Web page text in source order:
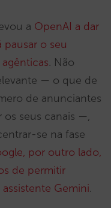
a OpenAI a dar
o seu
. Não
— o que de
de anunciantes
os seus canais —,
se na fase
por outro lado,
de permitir
Gemini.